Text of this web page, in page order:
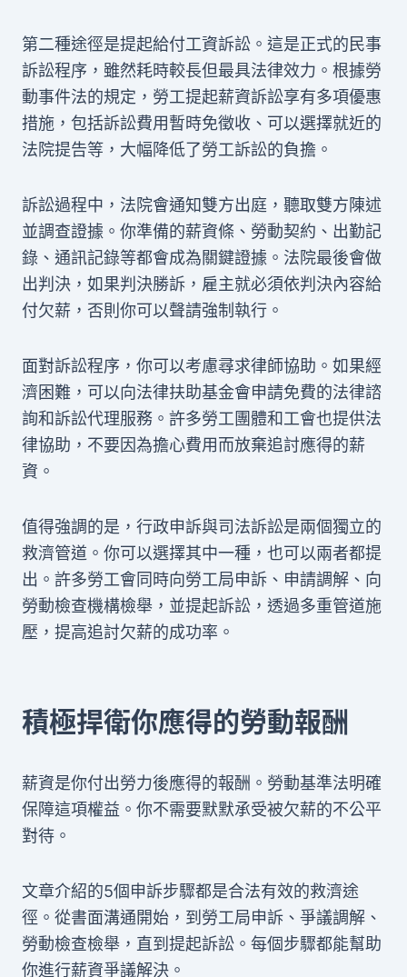
第二種途徑是提起給付工資訴訟。這是正式的民事
訴訟程序，雖然耗時較長但最具法律效力。根據勞
動事件法的規定，勞工提起薪資訴訟享有多項優惠
措施，包括訴訟費用暫時免徵收、可以選擇就近的
法院提告等，大幅降低了勞工訴訟的負擔。
訴訟過程中，法院會通知雙方出庭，聽取雙方陳述
並調查證據。你準備的薪資條、勞動契約、出勤記
錄、通訊記錄等都會成為關鍵證據。法院最後會做
出判決，如果判決勝訴，雇主就必須依判決內容給
付欠薪，否則你可以聲請強制執行。
面對訴訟程序，你可以考慮尋求律師協助。如果經
濟困難，可以向法律扶助基金會申請免費的法律諮
詢和訴訟代理服務。許多勞工團體和工會也提供法
律協助，不要因為擔心費用而放棄追討應得的薪
資。
值得強調的是，行政申訴與司法訴訟是兩個獨立的
救濟管道。你可以選擇其中一種，也可以兩者都提
出。許多勞工會同時向勞工局申訴、申請調解、向
勞動檢查機構檢舉，並提起訴訟，透過多重管道施
壓，提高追討欠薪的成功率。
積極捍衛你應得的勞動報酬
薪資是你付出勞力後應得的報酬。勞動基準法明確
保障這項權益。你不需要默默承受被欠薪的不公平
對待。
文章介紹的5個申訴步驟都是合法有效的救濟途
徑。從書面溝通開始，到勞工局申訴、爭議調解、
勞動檢查檢舉，直到提起訴訟。每個步驟都能幫助
你進行薪資爭議解決。